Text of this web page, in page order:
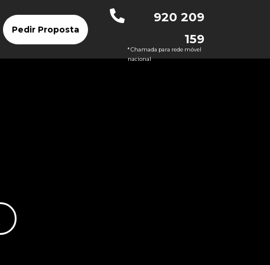
Pedir Proposta
920 209
159
* Chamada para rede móvel
nacional